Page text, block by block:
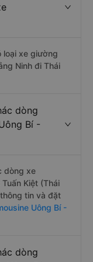
loại xe giường
Ninh đi Thái
dòng
Bí -
dòng xe
Kiệt (Thái
tin và đặt
Uông Bí -
dòng